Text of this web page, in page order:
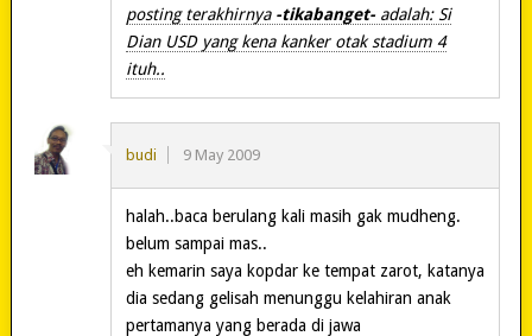
posting terakhirnya -tikabanget- adalah: Si
Dian USD yang kena kanker otak stadium 4
ituh..
budi 9 May 2009
halah..baca berulang kali masih gak mudheng.
belum sampai mas..
eh kemarin saya kopdar ke tempat zarot, katanya
dia sedang gelisah menunggu kelahiran anak
pertamanya yang berada di jawa